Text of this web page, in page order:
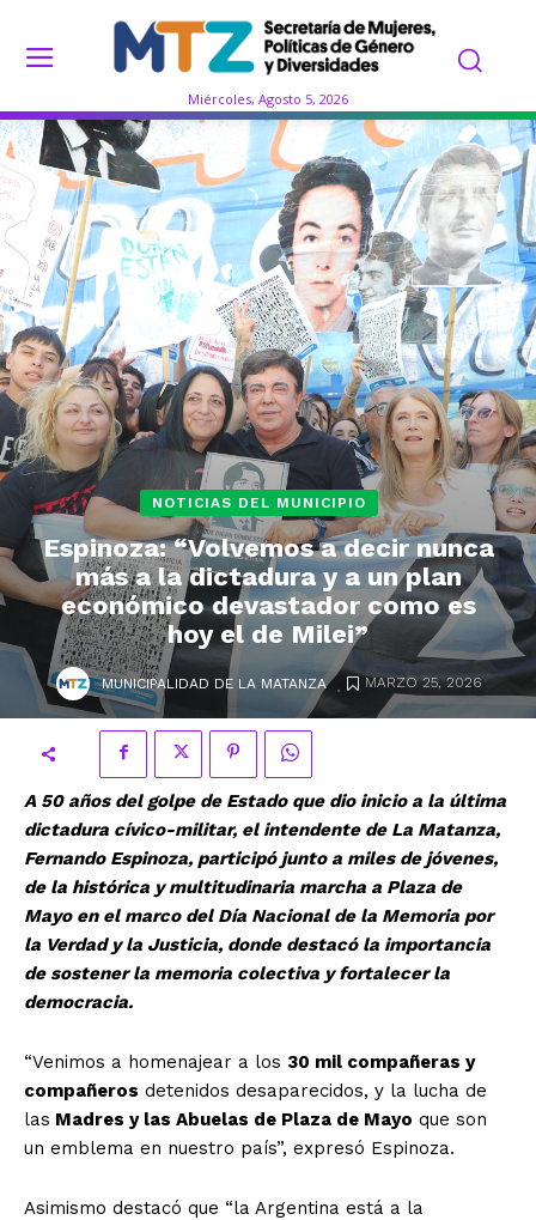
Miércoles, Agosto 5, 2026
NOTICIAS DEL MUNICIPIO
Espinoza: “Volvemos a decir nunca
más a la dictadura y a un plan
económico devastador como es
hoy el de Milei”
MUNICIPALIDAD DE LA MATANZA . MARZO 25, 2026
A 50 años del golpe de Estado que dio inicio a la última
dictadura cívico-militar, el intendente de La Matanza,
Fernando Espinoza, participó junto a miles de jóvenes,
de la histórica y multitudinaria marcha a Plaza de
Mayo en el marco del Día Nacional de la Memoria por
la Verdad y la Justicia, donde destacó la importancia
de sostener la memoria colectiva y fortalecer la
democracia.
“Venimos a homenajear a los 30 mil compañeras y
compañeros detenidos desaparecidos, y la lucha de
las Madres y las Abuelas de Plaza de Mayo que son
un emblema en nuestro país”, expresó Espinoza.
Asimismo destacó que “la Argentina está a la